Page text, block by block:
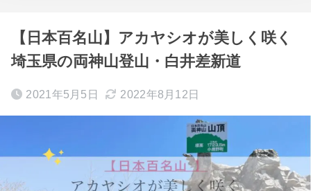
【日本百名山】アカヤシオが美しく咲く
埼玉県の両神山登山・白井差新道
2021年5月5日 2022年8月12日